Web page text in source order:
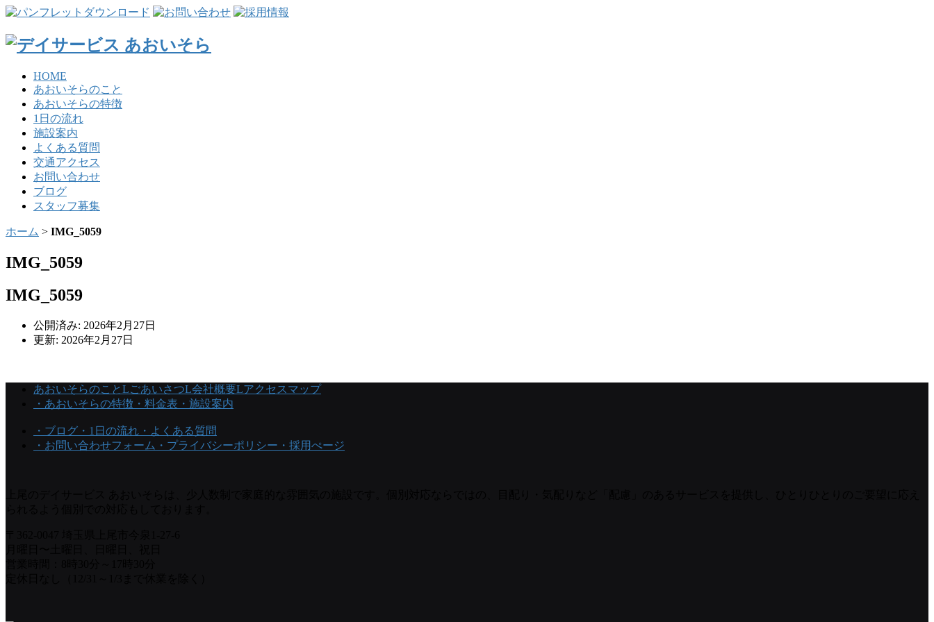
HOME
あおいそらのこと
あおいそらの特徴
1日の流れ
施設案内
よくある質問
交通アクセス
お問い合わせ
ブログ
スタッフ募集
ホーム > IMG_5059
IMG_5059
IMG_5059
公開済み: 2026年2月27日
更新: 2026年2月27日
あおいそらのことLごあいさつL会社概要Lアクセスマップ
・あおいそらの特徴 ・料金表 ・施設案内
・ブログ ・1日の流れ ・よくある質問
・お問い合わせフォーム ・プライバシーポリシー ・採用ぺージ